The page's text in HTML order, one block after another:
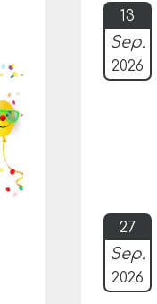
13
Sep.
2026
27
Sep.
2026